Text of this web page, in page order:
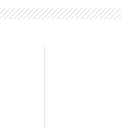
' 타진
" 요구
낮아지며 상승… STOXX